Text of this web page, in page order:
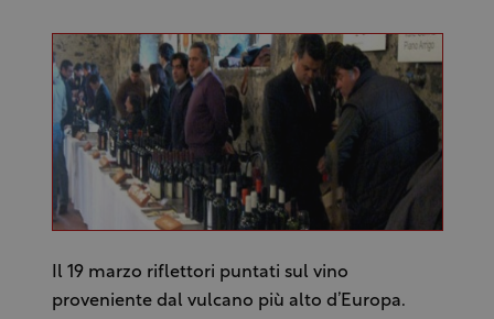
Il 19 marzo riflettori puntati sul vino
proveniente dal vulcano più alto d’Europa.